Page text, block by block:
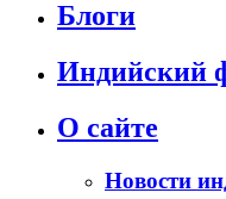
Блоги
Индийский
О сайте
Новости